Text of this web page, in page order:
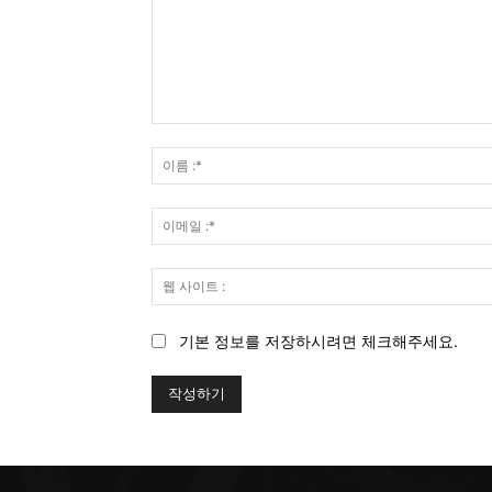
멘
트
기본 정보를 저장하시려면 체크해주세요.